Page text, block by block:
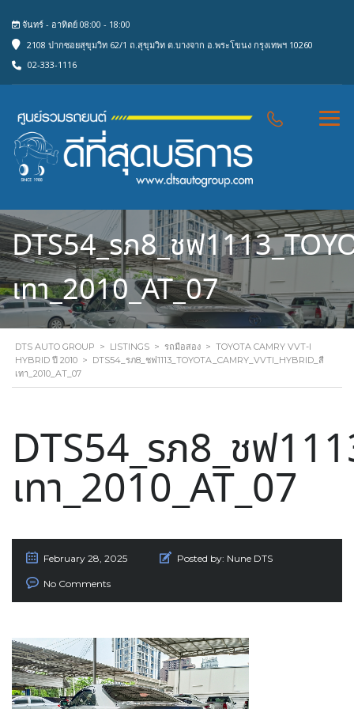
จันทร์ - อาทิตย์ 08:00 - 18:00
2108 ปากซอยสุขุมวิท 62/1 ถ.สุขุมวิท ต.บางจาก อ.พระโขนง กรุงเทพฯ 10260
02-333-1116
DTS54_รภ8_ชฟ
เทา_2010_AT_07
DTS AUTO GROUP > LISTINGS > รถมือสอง > TOYOTA CAMRY VVT-I
HYBRID ปี 2010 > DTS54_รภ8_ชฟ1113_TOYOTA_CAMRY_VVTI_HYBRID_สี
เทา_2010_AT_07
DTS54_รภ8_ชฟ
เทา_2010_AT_07
February 28, 2025 Posted by: Nune DTS
No Comments